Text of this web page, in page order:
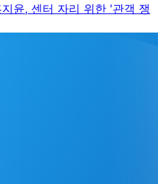
지윤, 센터 자리 위한 '관객 쟁